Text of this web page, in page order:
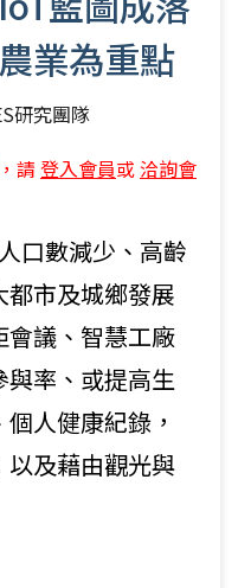
業為重點
研究團隊
請 登入會員或 洽詢會
口數減少、高齡
市及城鄉發展
會議、智慧工廠
與率、或提高生
人健康紀錄，
及藉由觀光與